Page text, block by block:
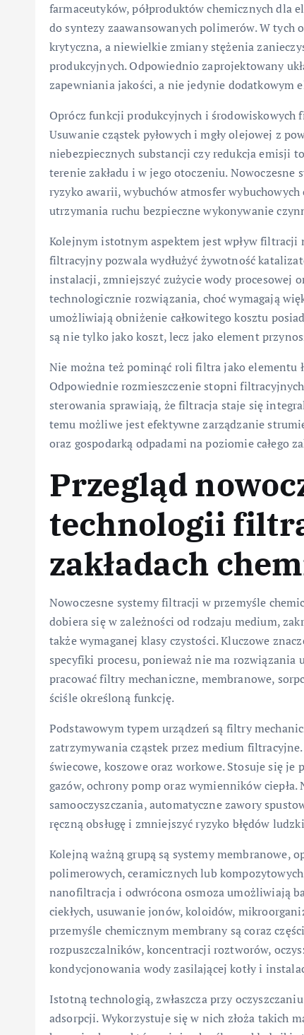
farmaceutyków, półproduktów chemicznych dla
do syntezy zaawansowanych polimerów. W
krytyczna, a niewielkie zmiany stężenia
produkcyjnych. Odpowiednio zaprojektowany
zapewniania jakości, a nie jedynie dodatkowym
Oprócz funkcji produkcyjnych i środowiskowych
Usuwanie cząstek pyłowych i mgły olejowej z
niebezpiecznych substancji czy redukcja emisji
terenie zakładu i w jego otoczeniu.
ryzyko awarii, wybuchów atmosfer
utrzymania ruchu bezpieczne wykonywanie
Kolejnym istotnym aspektem jest wpływ filtracji
filtracyjny pozwala wydłużyć żywotność
instalacji, zmniejszyć zużycie wody procesowej
technologicznie rozwiązania, choć wymagają
umożliwiają obniżenie całkowitego kosztu
są nie tylko jako koszt, lecz jako element
Nie można też pominąć roli filtra jako elementu
Odpowiednie rozmieszczenie stopni
sterowania sprawiają, że filtracja staje się
temu możliwe jest efektywne zarządzanie
oraz gospodarką odpadami na poziomie całego
Przegląd
technologii
zakładach
Nowoczesne systemy filtracji w przemyśle
dobiera się w zależności od rodzaju medium,
także wymaganej klasy czystości. Kluczowe
specyfiki procesu, ponieważ nie ma rozwiązania
pracować filtry mechaniczne, membranowe,
ściśle określoną funkcję.
Podstawowym typem urządzeń są filtry
zatrzymywania cząstek przez medium
świecowe, koszowe oraz workowe. Stosuje się
gazów, ochrony pomp oraz wymienników
samooczyszczania, automatyczne zawory
ręczną obsługę i zmniejszyć ryzyko błędów
Kolejną ważną grupą są systemy membranowe,
polimerowych, ceramicznych lub
nanofiltracja i odwrócona osmoza umożliwiają
ciekłych, usuwanie jonów, koloidów,
przemyśle chemicznym membrany są coraz
rozpuszczalników, koncentracji roztworów,
kondycjonowania wody zasilającej kotły i
Istotną technologią, zwłaszcza przy
adsorpcji. Wykorzystuje się w nich złoża takich